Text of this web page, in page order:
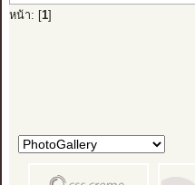
หน้า: [ 1]